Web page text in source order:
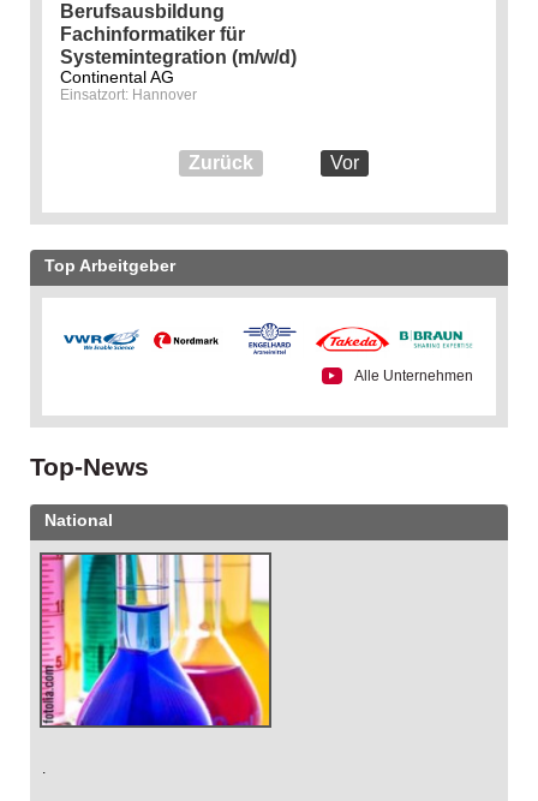
Berufsausbildung
Fachinformatiker für
Systemintegration (m/w/d)
Continental AG
Einsatzort: Hannover
Zurück Vor
Top Arbeitgeber
Alle Unternehmen
Top-News
National
.